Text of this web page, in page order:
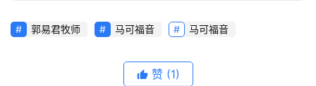
郭易君牧师 马可福音 马可福音
赞 (1)